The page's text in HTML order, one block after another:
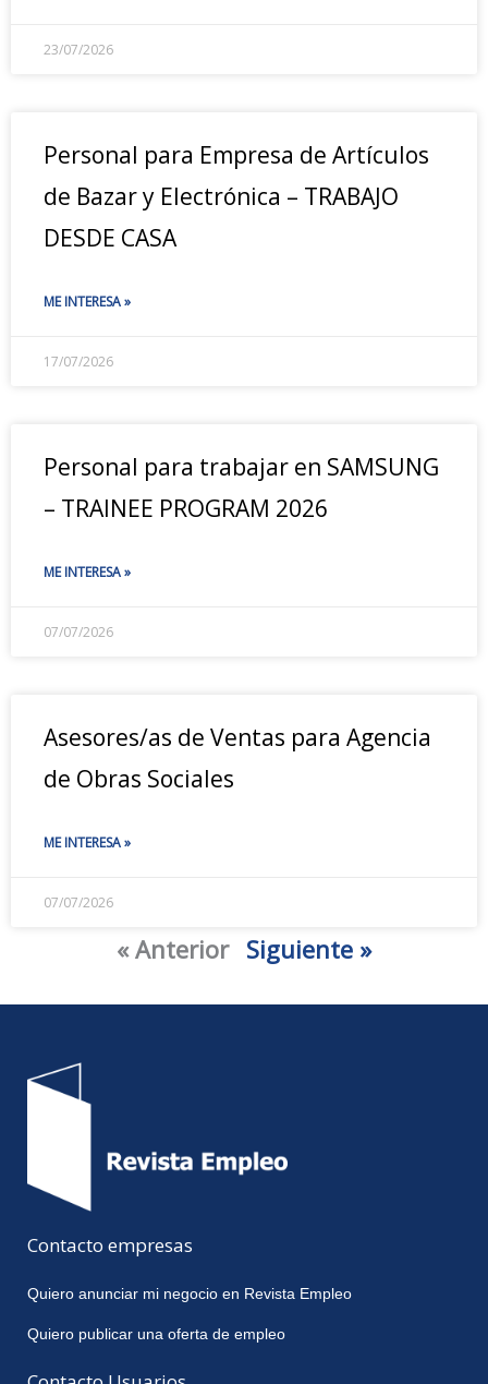
23/07/2026
Personal para Empresa de Artículos
de Bazar y Electrónica – TRABAJO
DESDE CASA
ME INTERESA »
17/07/2026
Personal para trabajar en SAMSUNG
– TRAINEE PROGRAM 2026
ME INTERESA »
07/07/2026
Asesores/as de Ventas para Agencia
de Obras Sociales
ME INTERESA »
07/07/2026
« Anterior Siguiente »
Contacto empresas
Quiero anunciar mi negocio en Revista Empleo
Quiero publicar una oferta de empleo